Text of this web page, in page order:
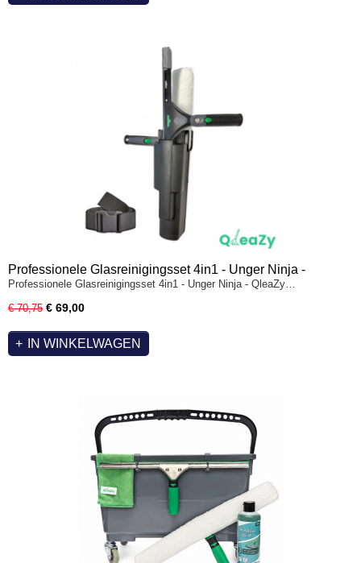
Professionele Glasreinigingsset 4in1 - Unger Ninja -
QleaZy Bucket & 105cm nylon riem
Professionele Glasreinigingsset 4in1 - Unger Ninja - QleaZy…
€ 70,75 € 69,00
IN WINKELWAGEN